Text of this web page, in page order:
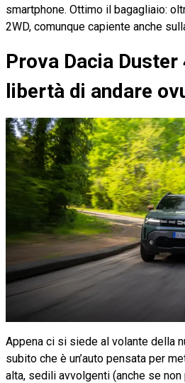
smartphone. Ottimo il bagagliaio:
2WD, comunque capiente anche
Prova Dacia
libertà di andare
Appena ci si siede al volante della
subito che è un’auto pensata per
alta, sedili avvolgenti (anche se